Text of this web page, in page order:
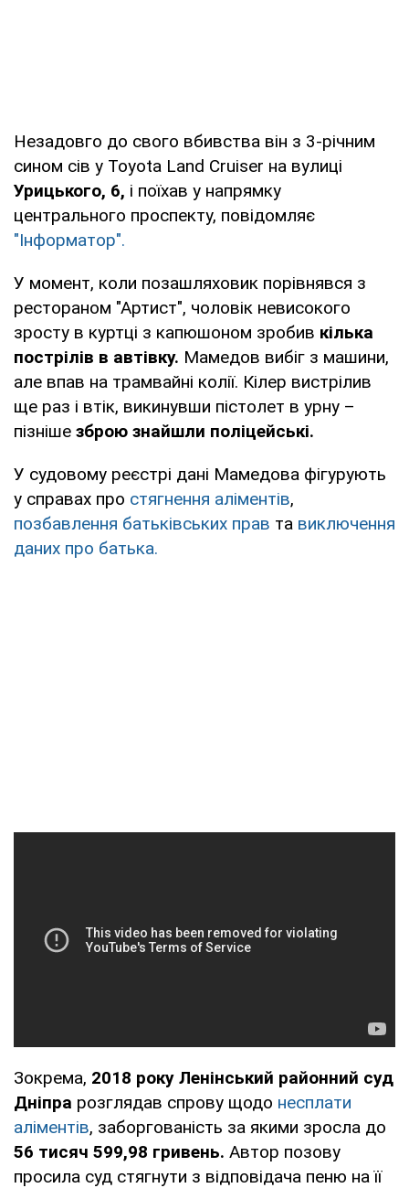
Незадовго до свого вбивства він з 3-річним
сином сів у Toyota Land Cruiser на вулиці
Урицького, 6, і поїхав у напрямку
центрального проспекту, повідомляє
"Інформатор".
У момент, коли позашляховик порівнявся з
рестораном "Артист", чоловік невисокого
зросту в куртці з капюшоном зробив кілька
пострілів в автівку. Мамедов вибіг з машини,
але впав на трамвайні колії. Кілер вистрілив
ще раз і втік, викинувши пістолет в урну –
пізніше зброю знайшли поліцейські.
У судовому реєстрі дані Мамедова фігурують
у справах про стягнення аліментів,
позбавлення батьківських прав та виключення
даних про батька.
Зокрема, 2018 року Ленінський районний суд
Дніпра розглядав спрову щодо несплати
аліментів, заборгованість за якими зросла до
56 тисяч 599,98 гривень. Автор позову
просила суд стягнути з відповідача пеню на її